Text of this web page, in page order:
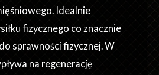
Idealnie
fizycznego co znacznie
sprawności fizycznej. W
na regenerację